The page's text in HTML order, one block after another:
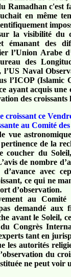
Ramadhan c'est
en même
la visibilité du
émanant des
l’Union Arabe
des
Naval
l’ICOP (Islamic
ayant acquis
des croissants
croissant ce
au Comité
vue
de la
coucher du
de nombre
avec
ce qui ne
d’observation.
au
demandé aux
avant le Soleil,
du Congrès
tant en
les autorités
du
ne peut voir